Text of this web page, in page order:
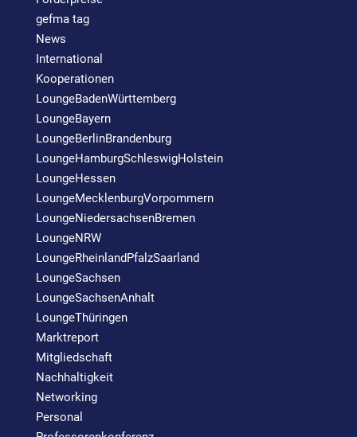
gefma tag
News
International
Kooperationen
LoungeBadenWürttemberg
LoungeBayern
LoungeBerlinBrandenburg
LoungeHamburgSchleswigHolstein
LoungeHessen
LoungeMecklenburgVorpommern
LoungeNiedersachsenBremen
LoungeNRW
LoungeRheinlandPfalzSaarland
LoungeSachsen
LoungeSachsenAnhalt
LoungeThüringen
Marktreport
Mitgliedschaft
Nachhaltigkeit
Networking
Personal